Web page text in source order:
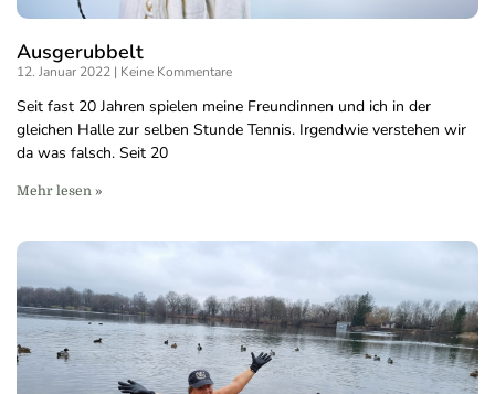
Ausgerubbelt
12. Januar 2022 Keine Kommentare
Seit fast 20 Jahren spielen meine Freundinnen und ich in der
gleichen Halle zur selben Stunde Tennis. Irgendwie verstehen wir
da was falsch. Seit 20
Mehr lesen »